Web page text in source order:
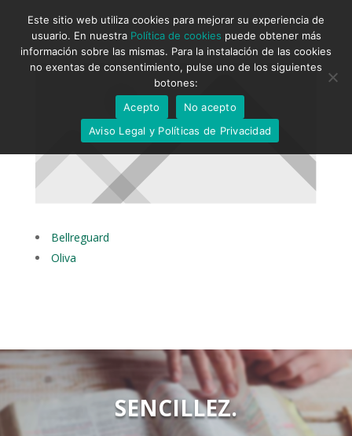
Bellreguard
Oliva
SENCILLEZ.
Este sitio web utiliza cookies para mejorar su experiencia de
usuario. En nuestra Política de cookies puede obtener más
información sobre las mismas. Para la instalación de las cookies
no exentas de consentimiento, pulse uno de los siguientes
botones:
Acepto
No acepto
Aviso Legal y Políticas de Privacidad